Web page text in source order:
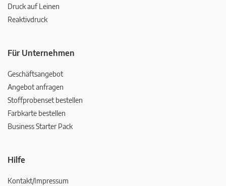
Druck auf Leinen
Reaktivdruck
Für Unternehmen
Geschäftsangebot
Angebot anfragen
Stoffprobenset bestellen
Farbkarte bestellen
Business Starter Pack
Hilfe
Kontakt/Impressum